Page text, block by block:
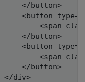
</button>
<button
<span
</button>
<button
<span
</button>
</div>